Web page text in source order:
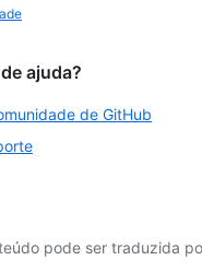
ajuda?
de GitHub
pode ser traduzida